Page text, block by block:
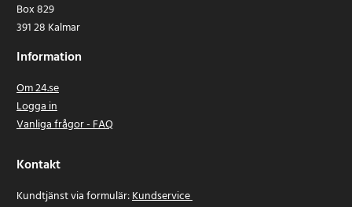
Box 829
391 28 Kalmar
Information
Om 24.se
Logga in
Vanliga frågor - FAQ
Kontakt
Kundtjänst via formulär:Kundservice